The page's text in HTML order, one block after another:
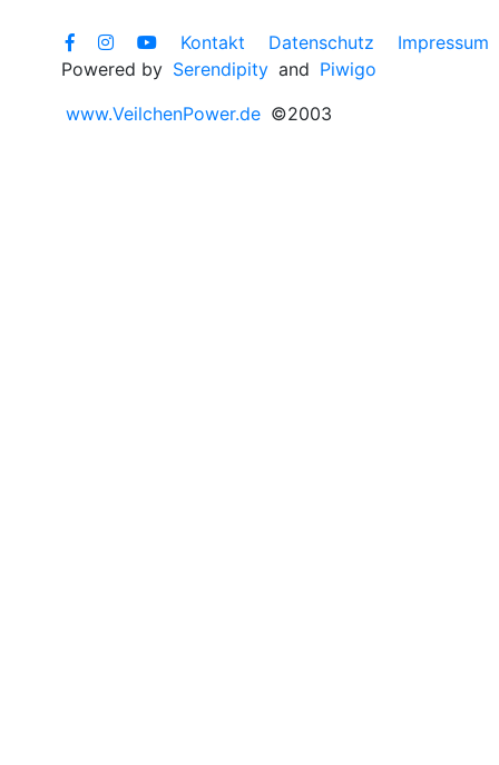
Kontakt Datenschutz
Impressum
Powered by Serendipity and Piwigo
www.VeilchenPower.de ©2003